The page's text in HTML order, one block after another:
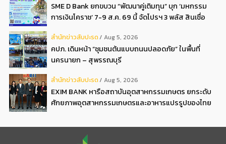
SME D Bank ยกขบวน “พัฒนาคู่เติมทุน” บุก ‘มหกรรม
การเงินโคราช’ 7-9 ส.ค. 69 นี้ จัดโปรฯ 3 พลัส สินเชื่อ
สํานักข่าวสับปะรด Aug 5, 2026
คปภ. เดินหน้า “ชุมชนต้นแบบถนนปลอดภัย” ในพื้นที่
นครนายก – สุพรรณบุรี
สํานักข่าวสับปะรด Aug 5, 2026
EXIM BANK หารือสถาบันอุตสาหกรรมเกษตร ยกระดับ
ศักยภาพอุตสาหกรรมเกษตรและอาหารแปรรูปของไทย